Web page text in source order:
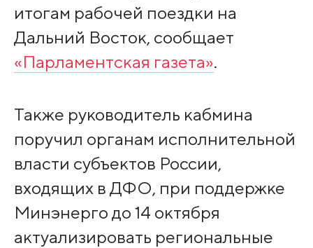
итогам рабочей поездки на
Дальний Восток, сообщает
«Парламентская газета».
Также руководитель кабмина
поручил органам исполнительной
власти субъектов России,
входящих в ДФО, при поддержке
Минэнерго до 14 октября
актуализировать региональные